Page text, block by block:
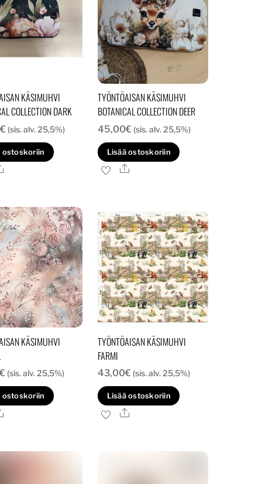
KÄSIMUHVI
COLLECTION DARK
€ (sis. alv. 25,5%)
ostoskoriin
Ale
TYÖNTÖAISAN KÄSIMUHVI
BOTANICAL COLLECTION DEER
45,00€ (sis. alv. 25,5%)
Lisää ostoskoriin
Ale
KÄSIMUHVI
(sis. alv. 25,5%)
ostoskoriin
Ale
TYÖNTÖAISAN KÄSIMUHVI
FARMI
43,00€ (sis. alv. 25,5%)
Lisää ostoskoriin
Ale